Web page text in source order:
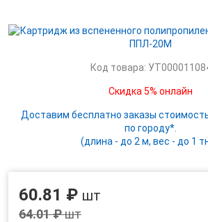
Код товара:
Скидка 5% онлайн
Доставим бесплатно заказы
по городу*.
(длина - до 2 м, вес - до 1
60.81 ₽ шт
64.01 ₽шт